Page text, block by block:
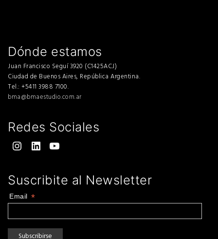
Dónde estamos
Juan Francisco Seguí 3920 (C1425ACJ)
Ciudad de Buenos Aires, República Argentina.
Tel.: +5411 3988 7100.
bma@bmaestudio.com.ar
Redes Sociales
Instagram
LinkedInYouTube
Suscribite al Newsletter
Email *